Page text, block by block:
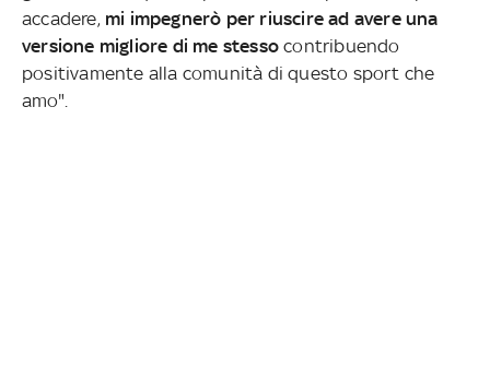
accadere, mi impegnerò per riuscire ad avere una
versione migliore di me stessocontribuendo
positivamente alla comunità di questo sport che
amo".